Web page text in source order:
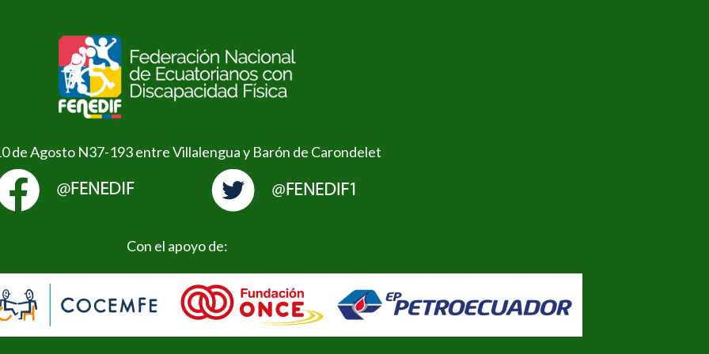
de Agosto N37-193 entre Villalengua y Barón de Carondelet
Con el apoyo de: